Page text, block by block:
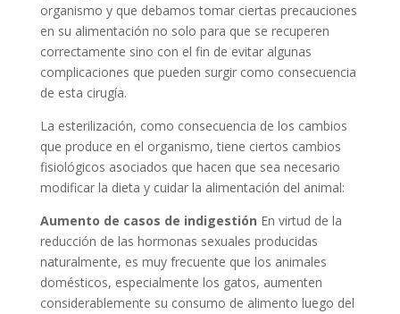
organismo y que debamos tomar ciertas precauciones
en su alimentación no solo para que se recuperen
correctamente sino con el fin de evitar algunas
complicaciones que pueden surgir como consecuencia
de esta cirugía.
La esterilización, como consecuencia de los cambios
que produce en el organismo, tiene ciertos cambios
fisiológicos asociados que hacen que sea necesario
modificar la dieta y cuidar la alimentación del animal:
Aumento de casos de indigestión En virtud de la
reducción de las hormonas sexuales producidas
naturalmente, es muy frecuente que los animales
domésticos, especialmente los gatos, aumenten
considerablemente su consumo de alimento luego del